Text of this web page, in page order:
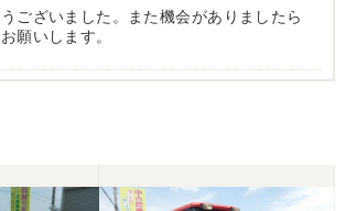
ございました。また機会がありましたら
願いします。
電話対応から自社納車まで丁寧で信頼で
す。農機はまたこちらで購入したいです。